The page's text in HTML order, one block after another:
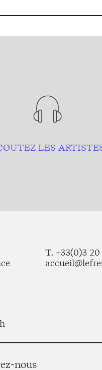
LES
T. +33(0)3
nous